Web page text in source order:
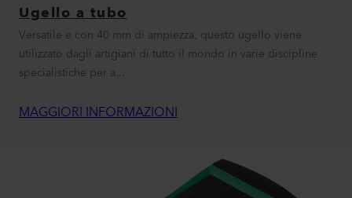
Ugello a tubo
Versatile e con 40 mm di ampiezza, questo ugello viene
utilizzato dagli artigiani di tutto il mondo in varie discipline
specialistiche per a...
MAGGIORI INFORMAZIONI